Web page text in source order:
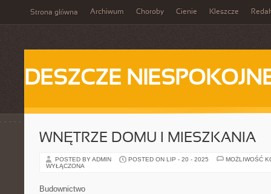
Strona główna Archiwum Choroby Cienie Kleszcze
DESZCZE
WNĘTRZE DOMU I MIESZKANIA
POSTED BY ADMIN POSTED ON LIP - 20 - 2025
MOŻLIWOŚĆ
WYŁĄCZONA
Budownictwo